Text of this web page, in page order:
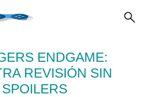
ENDGAME:
REVISIÓN SIN
SPOILERS